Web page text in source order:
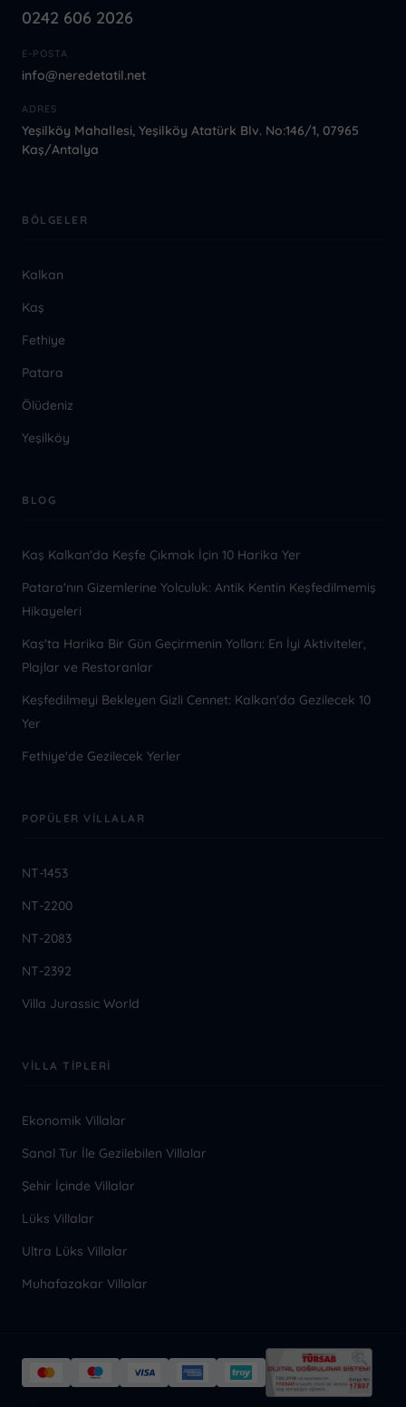
0242 606 2026
E-POSTA
info@neredetatil.net
ADRES
Yeşilköy Mahallesi, Yeşilköy Atatürk Blv. No:146/1, 07965
Kaş/Antalya
BÖLGELER
Kalkan
Kaş
Fethiye
Patara
Ölüdeniz
Yeşilköy
BLOG
Kaş Kalkan'da Keşfe Çıkmak İçin 10 Harika Yer
Patara'nın Gizemlerine Yolculuk: Antik Kentin Keşfedilmemiş
Hikayeleri
Kaş'ta Harika Bir Gün Geçirmenin Yolları: En İyi Aktiviteler,
Plajlar ve Restoranlar
Keşfedilmeyi Bekleyen Gizli Cennet: Kalkan'da Gezilecek 10
Yer
Fethiye'de Gezilecek Yerler
POPÜLER VILLALAR
NT-1453
NT-2200
NT-2083
NT-2392
Villa Jurassic World
VILLA TIPLERI
Ekonomik Villalar
Sanal Tur İle Gezilebilen Villalar
Şehir İçinde Villalar
Lüks Villalar
Ultra Lüks Villalar
Muhafazakar Villalar